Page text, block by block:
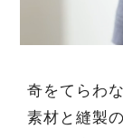
奇をてらわ
素材と縫製